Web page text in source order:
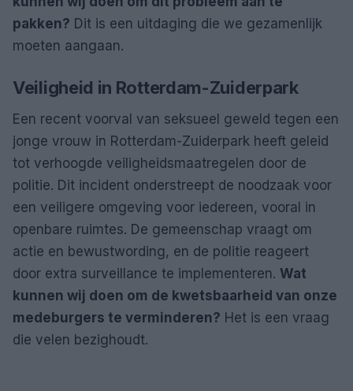
pakken? Dit is een uitdaging die we gezamenlijk
moeten aangaan.
Veiligheid in Rotterdam-Zuiderpark
Een recent voorval van seksueel geweld tegen een
jonge vrouw in Rotterdam-Zuiderpark heeft geleid
tot verhoogde veiligheidsmaatregelen door de
politie. Dit incident onderstreept de noodzaak voor
een veiligere omgeving voor iedereen, vooral in
openbare ruimtes. De gemeenschap vraagt om
actie en bewustwording, en de politie reageert
door extra surveillance te implementeren. Wat
kunnen wij doen om de kwetsbaarheid van onze
medeburgers te verminderen? Het is een vraag
die velen bezighoudt.